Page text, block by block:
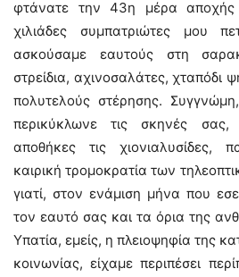
φτάνατε την 43η μέρα
χιλιάδες συμπατριώτες μου
ασκούσαμε εαυτούς στη
στρείδια, αχινοσαλάτες, χταπόδι
πολυτελούς στέρησης.
περικύκλωνε τις σκηνές σας,
αποθήκες τις χιονιαλυσίδες,
καιρική τρομοκρατία των
γιατί, στον ενάμιση μήνα που
τον εαυτό σας και τα όρια της
Υπατία, εμείς, η πλειοψηφία της
κοινωνίας, είχαμε περιπέσει